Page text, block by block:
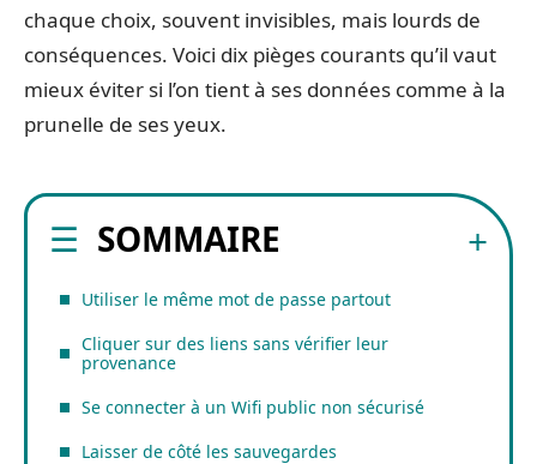
chaque choix, souvent invisibles, mais lourds de
conséquences. Voici dix pièges courants qu’il vaut
mieux éviter si l’on tient à ses données comme à la
prunelle de ses yeux.
SOMMAIRE
Utiliser le même mot de passe partout
Cliquer sur des liens sans vérifier leur
provenance
Se connecter à un Wifi public non sécurisé
Laisser de côté les sauvegardes